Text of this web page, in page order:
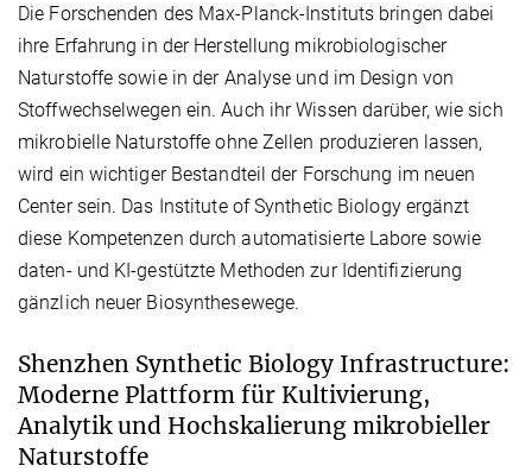
Die Forschenden des Max-Planck-Instituts bringen dabei
ihre Erfahrung in der Herstellung mikrobiologischer
Naturstoffe sowie in der Analyse und im Design von
Stoffwechselwegen ein. Auch ihr Wissen darüber, wie sich
mikrobielle Naturstoffe ohne Zellen produzieren lassen,
wird ein wichtiger Bestandteil der Forschung im neuen
Center sein. Das Institute of Synthetic Biology ergänzt
diese Kompetenzen durch automatisierte Labore sowie
daten- und KI‑gestützte Methoden zur Identifizierung
gänzlich neuer Biosynthesewege.
Shenzhen Synthetic Biology Infrastructure:
Moderne Plattform für Kultivierung,
Analytik und Hochskalierung mikrobieller
Naturstoffe